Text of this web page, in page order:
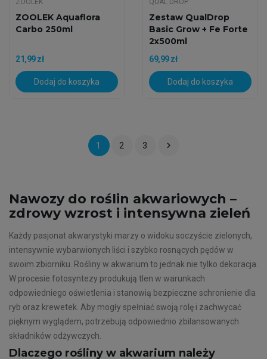
ZOOLEK
ZOOLEK Aquaflora
Carbo 250ml
21,99 zł
Dodaj do koszyka
QUAL DROP
Zestaw QualDrop
Basic Grow + Fe Forte
2x500ml
69,99 zł
Dodaj do koszyka
1 2 3 
Nawozy do roślin akwariowych –
zdrowy wzrost i intensywna zieleń
Każdy pasjonat akwarystyki marzy o widoku soczyście zielonych,
intensywnie wybarwionych liści i szybko rosnących pędów w
swoim zbiorniku. Rośliny w akwarium to jednak nie tylko dekoracja.
W procesie fotosyntezy produkują tlen w warunkach
odpowiedniego oświetlenia i stanowią bezpieczne schronienie dla
ryb oraz krewetek. Aby mogły spełniać swoją rolę i zachwycać
pięknym wyglądem, potrzebują odpowiednio zbilansowanych
składników odżywczych.
Dlaczego rośliny w akwarium należy